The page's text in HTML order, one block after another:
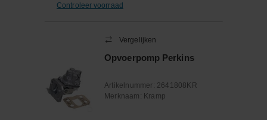
Controleer voorraad
Vergelijken
Opvoerpomp Perkins
Artikelnummer: 2641808KR
Merknaam: Kramp